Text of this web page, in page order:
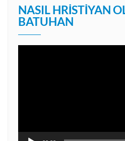
NASIL HRISTIYAN
BATUHAN